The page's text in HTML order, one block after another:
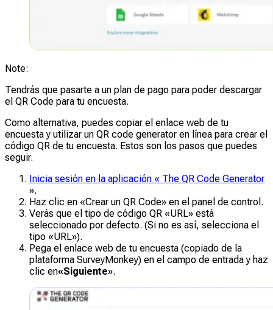
Note:
Tendrás que pasarte a un plan de pago para poder descargar
el QR Code para tu encuesta.
Como alternativa, puedes copiar el enlace web de tu
encuesta y utilizar un QR code generator en línea para crear el
código QR de tu encuesta. Estos son los pasos que puedes
seguir.
Inicia sesión en la aplicación « The QR Code Generator
».
Haz clic en «Crear un QR Code» en el panel de control.
Verás que el tipo de código QR «URL» está
seleccionado por defecto. (Si no es así, selecciona el
tipo «URL»).
Pega el enlace web de tu encuesta (copiado de la
plataforma SurveyMonkey) en el campo de entrada y haz
clic en«Siguiente».